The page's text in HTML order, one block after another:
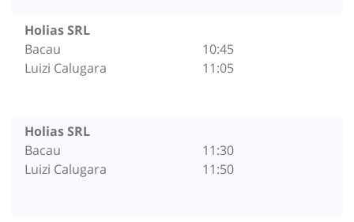
Holias SRL
Bacau
Luizi Calugara
10:45
11:05
Holias SRL
Bacau
Luizi Calugara
11:30
11:50